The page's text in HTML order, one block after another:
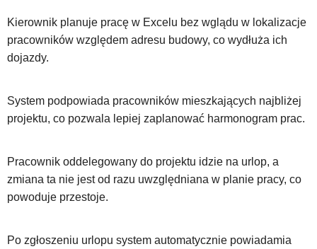
Kierownik planuje pracę w Excelu bez wglądu w lokalizacje
pracowników względem adresu budowy, co wydłuża ich
dojazdy.
System podpowiada pracowników mieszkających najbliżej
projektu, co pozwala lepiej zaplanować harmonogram prac.
Pracownik oddelegowany do projektu idzie na urlop, a
zmiana ta nie jest od razu uwzględniana w planie pracy, co
powoduje przestoje.
Po zgłoszeniu urlopu system automatycznie powiadamia